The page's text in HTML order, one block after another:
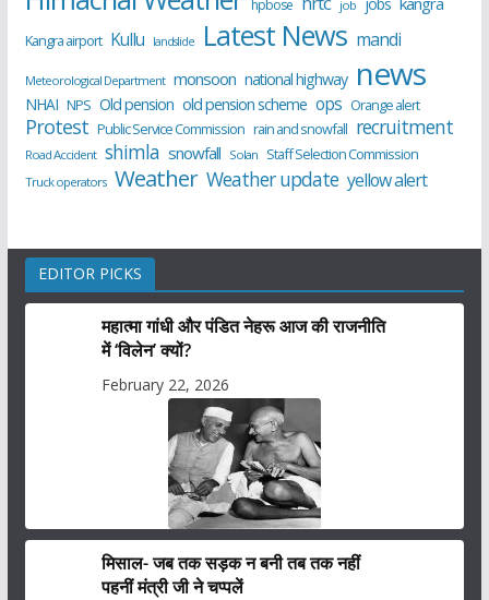
hpbose job
Kangra airport Kullu landslide Latest News mandi
Meteorological Department monsoon national highway news
NHAI NPS Old pension old pension scheme ops Orange alert
Protest Public Service Commission rain and snowfall recruitment
Road Accident shimla snowfall Solan Staff Selection Commission
Truck operators Weather Weather update yellow alert
EDITOR PICKS
महात्मा गांधी और पंडित नेहरू आज की राजनीति
में ‘विलेन’ क्यों?
February 22, 2026
मिसाल- जब तक सड़क न बनी तब तक नहीं
पहनीं मंत्री जी ने चप्पलें